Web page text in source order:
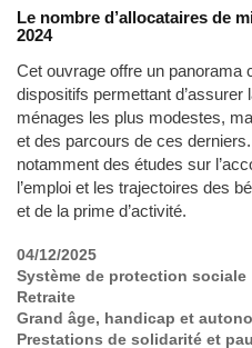
Le nombre d’allocataires de
2024
Cet ouvrage offre un panorama
dispositifs permettant d’assurer
ménages les plus modestes,
et des parcours de ces derniers.
notamment des études sur
l’emploi et les trajectoires des
et de la prime d’activité.
04/12/2025
Système de protection sociale
Retraite
Grand âge, handicap et
Prestations de solidarité et